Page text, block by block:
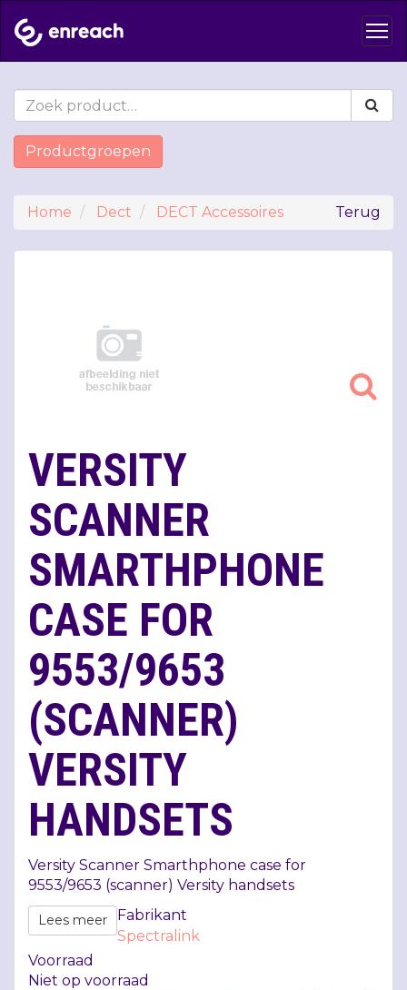
Productgroepen
Terug
Home Dect DECT Accessoires
VERSITY
SCANNER
SMARTHPHONE
CASE FOR
9553/9653
(SCANNER)
VERSITY
HANDSETS
Versity Scanner Smarthphone case for
9553/9653 (scanner) Versity handsets
Lees meer
Fabrikant
Spectralink
Voorraad
Niet op voorraad